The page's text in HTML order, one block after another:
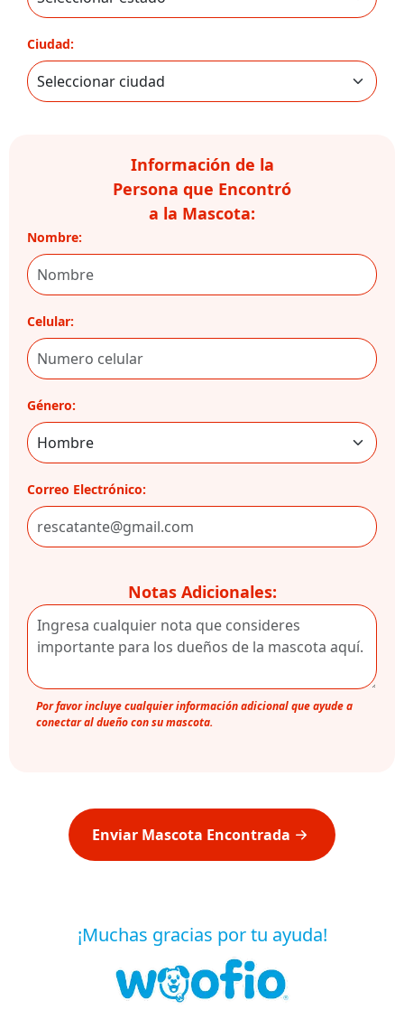
Ciudad:
Información de la
Persona que Encontró
a la Mascota:
Nombre:
Celular:
Género:
Correo Electrónico:
Notas Adicionales:
Por favor incluye cualquier información adicional que ayude a
conectar al dueño con su mascota.
Enviar Mascota Encontrada
¡Muchas gracias por tu ayuda!